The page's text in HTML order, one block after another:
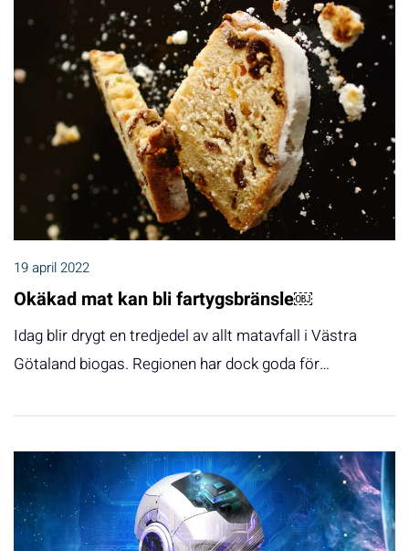
19 april 2022
Okäkad mat kan bli fartygsbränsle￼
Idag blir drygt en tredjedel av allt matavfall i Västra
Götaland biogas. Regionen har dock goda för…